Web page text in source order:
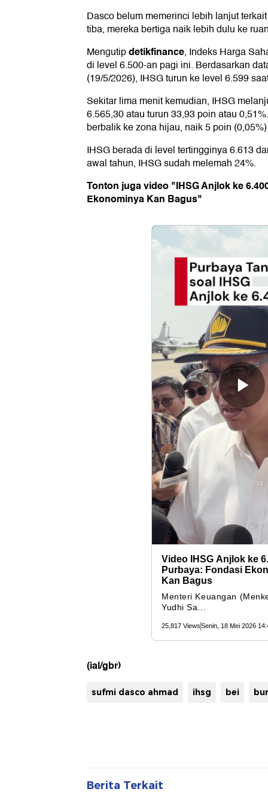
Dasco belum memerinci lebih lanjut
tiba, mereka bertiga naik lebih dulu ke
Mengutipdetikfinance, Indeks Harga
di level 6.500-an pagi ini. Berdasarkan
(19/5/2026), IHSG turun ke level 6.599
Sekitar lima menit kemudian, IHSG
6.565,30 atau turun 33,93 poin atau
berbalik ke zona hijau, naik 5 poin
IHSG berada di level tertingginya 6.613
awal tahun, IHSG sudah melemah 24%.
Tonton juga video "IHSG Anjlok ke
Ekonominya Kan Bagus"
(ial/gbr)
sufmi dasco ahmad ihsg bei
Berita Terkait